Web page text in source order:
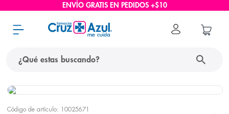
ENVÍO GRATIS EN PEDIDOS +$10
Código de artículo: 10025671
términos más buscados